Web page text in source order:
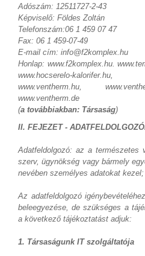
Adószám: 12511727-2-43
Képviselő: Földes Zoltán
Telefonszám:06 1 459 07 47
Fax: 06 1 459-07-49
E-mail cím: info@f2komplex.hu
Honlap: www.f2komplex.hu.
www.hocserelo-
www.ventherm.hu,
www.ventherm.de
(a továbbiakban: Társaság)
II. FEJEZET -
Adatfeldolgozó: az a természetes
szerv, ügynökség vagy bármely
nevében személyes adatokat
Az adatfeldolgozó
beleegyezése, de szükséges a
a következő tájékoztatást adjuk:
1. Társaságunk IT szolgáltatója